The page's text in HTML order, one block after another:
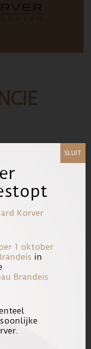
Korver
1 oktober
in
Brandeis
SLUIT